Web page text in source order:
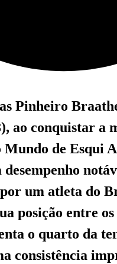
Pinheiro
ao conquistar a
Mundo de Esqui
desempenho
um atleta do
posição entre
o quarto da
consistência